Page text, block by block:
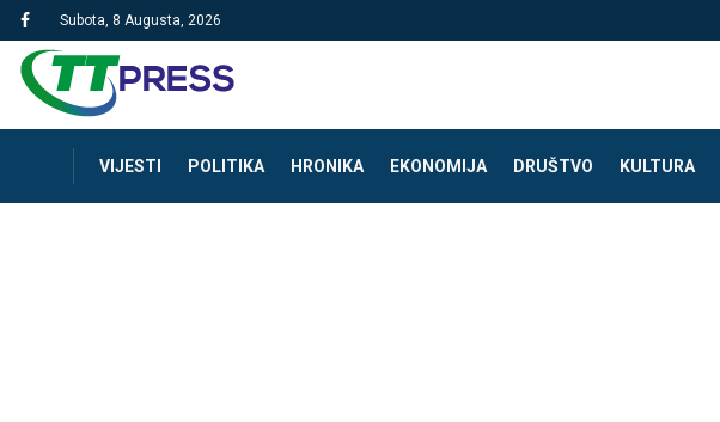
Subota, 8 Augusta, 2026
VIJESTI POLITIKA HRONIKA EKONOMIJA DRUŠTVO KULTURA